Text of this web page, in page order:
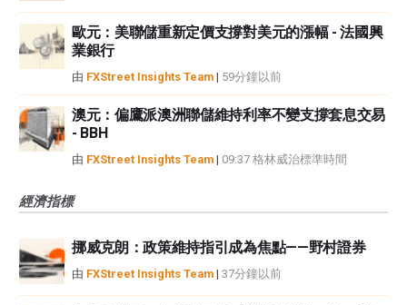
歐元：美聯儲重新定價支撐對美元的漲幅 - 法國興
業銀行
由 FXStreet Insights Team | 59分鐘以前
澳元：偏鷹派澳洲聯儲維持利率不變支撐套息交易
- BBH
由 FXStreet Insights Team | 09:37 格林威治標準時間
經濟指標
挪威克朗：政策維持指引成為焦點——野村證券
由 FXStreet Insights Team | 37分鐘以前